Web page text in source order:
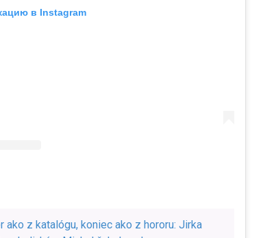
в Instagram
ako z katalógu, koniec ako z hororu: Jirka